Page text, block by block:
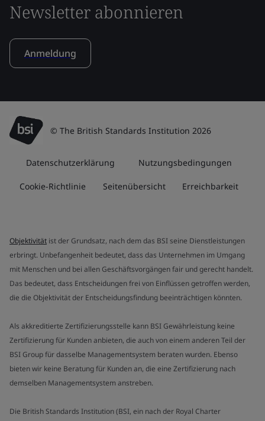
Newsletter abonnieren
Anmeldung
© The British Standards Institution 2026
Datenschutzerklärung Nutzungsbedingungen
Cookie-Richtlinie Seitenübersicht Erreichbarkeit
Objektivität ist der Grundsatz, nach dem das BSI seine Dienstleistungen
erbringt. Unbefangenheit bedeutet, dass das Unternehmen im Umgang
mit Menschen und bei allen Geschäftsvorgängen fair und gerecht handelt.
Das bedeutet, dass Entscheidungen frei von Einflüssen getroffen werden,
die die Objektivität der Entscheidungsfindung beeinträchtigen könnten.
Als akkreditierte Zertifizierungsstelle kann BSI Gewährleistung keine
Zertifizierung für Kunden anbieten, die auch von einem anderen Teil der
BSI Group für dasselbe Managementsystem beraten wurden. Ebenso
bieten wir keine Beratung für Kunden an, die eine Zertifizierung nach
demselben Managementsystem anstreben.
Die British Standards Institution (BSI, ein nach der Royal Charter